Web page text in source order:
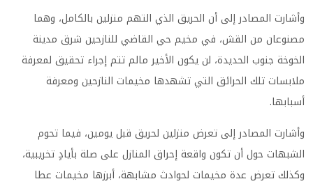
وأشارت المصادر إلى أن الحريق الذي التهم منزلين بالكامل، وهما
مصنوعان من القش، في مخيم حي القاضي للنازحين شرق مدينة
الخوخة جنوب الحديدة، لن يكون الأخير مالم تتم إجراء تحقيق لمعرفة
ملابسات تلك الحرائق التي تشهدها مخيمات النازحين ومعرفة
أسبابها.
وأشارت المصادر إلى تعرض منزلين لحريق قبل يومين، فيما تحوم
الشبهات حول أن تكون واقعة إحراق المنازل على صلة بأيادٍ تخريبية،
وكذلك تعرض عدة مخيمات لحوادث مشابهة، أبرزها مخيمات عطا